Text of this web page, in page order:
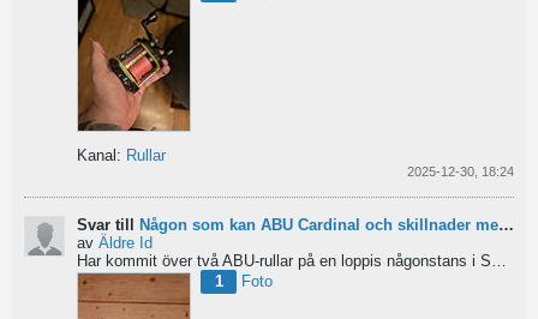
Kanal: Rullar
2025-12-30, 18:24
Svar till Någon som kan ABU Cardinal och skillnader mellan äldre rullar?
av Äldre Id
1
Foto